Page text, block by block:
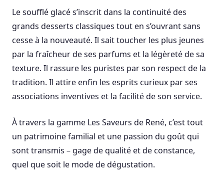
Le soufflé glacé s’inscrit dans la continuité des
grands desserts classiques tout en s’ouvrant sans
cesse à la nouveauté. Il sait toucher les plus jeunes
par la fraîcheur de ses parfums et la légèreté de sa
texture. Il rassure les puristes par son respect de la
tradition. Il attire enfin les esprits curieux par ses
associations inventives et la facilité de son service.
À travers la gamme Les Saveurs de René, c’est tout
un patrimoine familial et une passion du goût qui
sont transmis – gage de qualité et de constance,
quel que soit le mode de dégustation.